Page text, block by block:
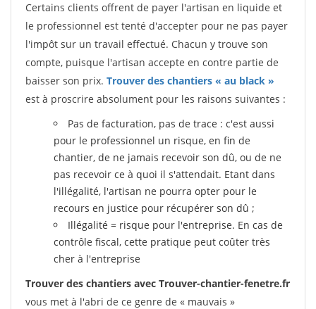
Certains clients offrent de payer l'artisan en liquide et
le professionnel est tenté d'accepter pour ne pas payer
l'impôt sur un travail effectué. Chacun y trouve son
compte, puisque l'artisan accepte en contre partie de
baisser son prix. Trouver des chantiers « au black »
est à proscrire absolument pour les raisons suivantes :
Pas de facturation, pas de trace : c'est aussi
pour le professionnel un risque, en fin de
chantier, de ne jamais recevoir son dû, ou de ne
pas recevoir ce à quoi il s'attendait. Etant dans
l'illégalité, l'artisan ne pourra opter pour le
recours en justice pour récupérer son dû ;
Illégalité = risque pour l'entreprise. En cas de
contrôle fiscal, cette pratique peut coûter très
cher à l'entreprise
Trouver des chantiers avec Trouver-chantier-fenetre.fr
vous met à l'abri de ce genre de « mauvais »